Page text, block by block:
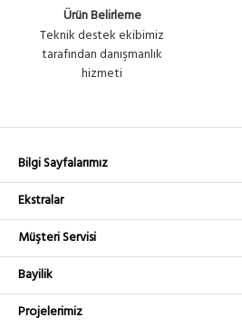
Ürün Belirleme
Teknik destek ekibimiz
tarafından danışmanlık
hizmeti
Bilgi Sayfalarımız
Ekstralar
Müşteri Servisi
Bayilik
Projelerimiz